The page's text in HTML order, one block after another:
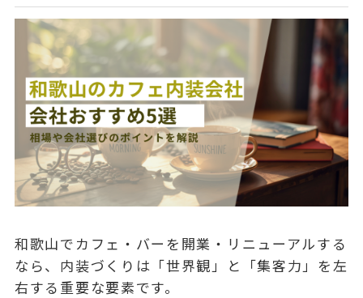
和歌山でカフェ・バーを開業・リニューアルする
なら、内装づくりは「世界観」と「集客力」を左
右する重要な要素です。